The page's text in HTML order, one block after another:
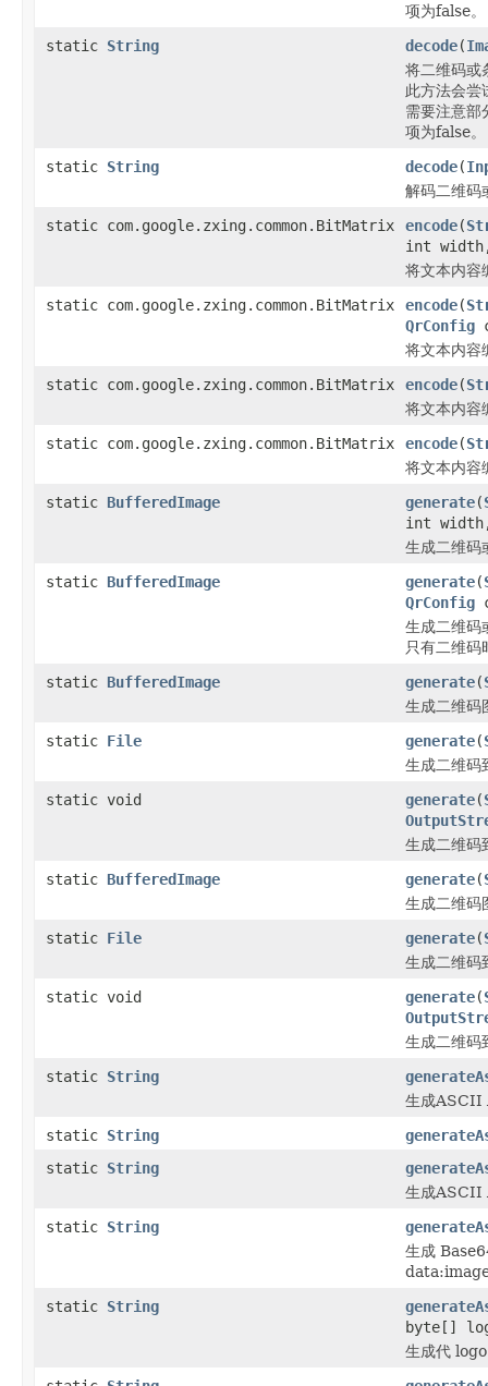
项为false。
static String decode(
将二维码或
此方法会尝
需要注意
项为false。
static String decode(
解码二维码
static com.google.zxing.common.BitMatrix
encode(
int
将文本内容
static com.google.zxing.common.BitMatrix
encode(
QrConfig
将文本内容
static com.google.zxing.common.BitMatrix
encode(
将文本内容
static com.google.zxing.common.BitMatrix
encode(
将文本内容
static BufferedImage generate(
int
生成二维码
static BufferedImage generate(
QrConfig
生成二维码
只有二维
static BufferedImage generate(
生成二维码
static File generate(
生成二维码
static void
generate(
生成二维码
static BufferedImage generate(
生成二维码
static File generate(
生成二维码
static void
generate(
生成二维码
static String
生成ASCII
static String
static String
生成ASCII
static String
生成
static String
byte[]
生成代